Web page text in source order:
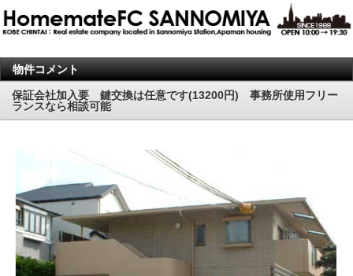
物件コメント
保証会社加入要 鍵交換は任意です(13200円) 事務所使用フリー
ランスなら相談可能